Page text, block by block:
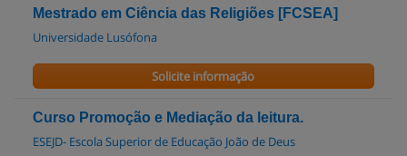
Mestrado em Ciência das Religiões [FCSEA]
Universidade Lusófona
Solicite informação
Curso Promoção e Mediação da leitura.
ESEJD- Escola Superior de Educação João de Deus